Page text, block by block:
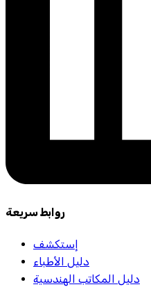
روابط سريعة
إستكشف
دليل الأطباء
دليل المكاتب الهندسية